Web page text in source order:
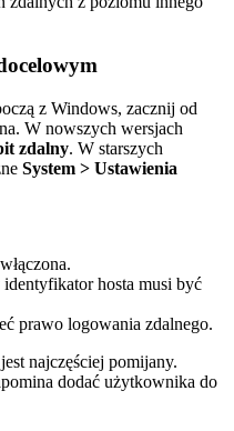
z Windows, zacznij od
W nowszych wersjach
zdalny. W starszych
System > Ustawienia
hosta musi być
prawo logowania zdalnego.
najczęściej pomijany.
dodać użytkownika do